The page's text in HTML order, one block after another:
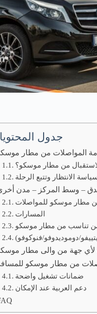
جدول
المواصلات من مطار
من مطار موسكو؟
الانتظار وتتبع الرحلة
– وسط المركز – مدن
مطار موسكو للمواصلات
المسارات
تناسب من مطار موسكو
لأي جهة من والى مطار
من مطار موسكو
ضمانات تشغيل واضحة
دعم العربية عند الإمكان